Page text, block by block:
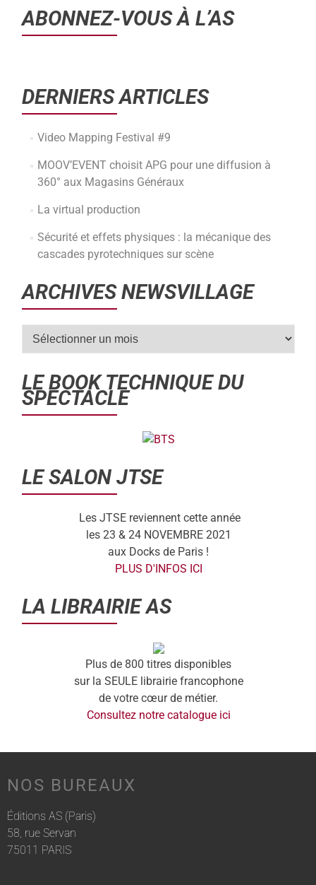
ABONNEZ-VOUS À L’AS
DERNIERS ARTICLES
Video Mapping Festival #9
MOOV’EVENT choisit APG pour une diffusion à
360° aux Magasins Généraux
La virtual production
Sécurité et effets physiques : la mécanique des
cascades pyrotechniques sur scène
ARCHIVES NEWSVILLAGE
LE BOOK TECHNIQUE DU
SPECTACLE
LE SALON JTSE
Les JTSE reviennent cette année
les 23 & 24 NOVEMBRE 2021
aux Docks de Paris !
PLUS D'INFOS ICI
LA LIBRAIRIE AS
Plus de 800 titres disponibles
sur la SEULE librairie francophone
de votre cœur de métier.
Consultez notre catalogue ici
NOS BUREAUX
Éditions AS (Paris)
58, rue Servan
75011 PARIS